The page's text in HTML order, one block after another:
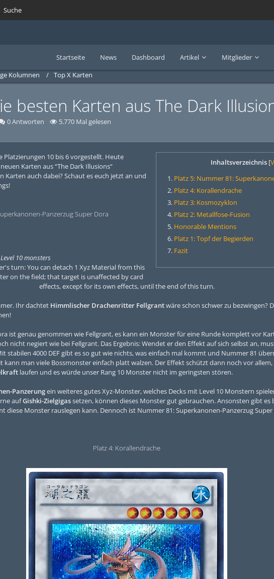
Suche
Startseite News Dashboard Artikel Mitglieder
Kolumnen Top X Karten
besten Karten aus The Dark
0 Antworten 5.770 Mal gelesen
Inhaltsverzeichnis [
Platz 5: Nummer 81:
Platz 4: Korallendrache
Platz 3: Kosmozyklon
Platz 2: Metallfose-Fusion
Honorable Mentions
Platz 1: Topf der Begierden
Fazit
Platzierungen 10 bis 6 vorgestellt. Heute
Karten aus “The Dark Illusions“
Karten auch dabei? Schaut es euch jetzt an und
Panzerzug Super Dora
10 monsters
turn: You can detach 1 Xyz Material from this
on the field; that target is unaffected by card
effects, except for its own effects, until the end of this turn.
Ihr dachtet Himmlischer Drachenritter Fellgrantwäre schon schwer zu bezwingen?
ist genau genommen wie Fellgrant, es kann ein Monster für eine Runde komplett vor
nicht negiert wie bei Fellgrant. Das Ergebnis: Wendet er den Effekt auf sich selbst an,
stabilen 4000 DEF gibt es so gut wie nichts, was einfach mal kommt und Nummer 81
kann man viele Bossmonster einfach platt walzen. Der Effekt schützt dann noch vor
laufen und es würde unser Rang 10 Monster nicht im geringsten stören.
Panzerungein weiteres gutes Xyz-Monster, welches Decks mit Level 10 Monstern
aufGishki-Zielgigassetzen, können dieses Monster gut gebrauchen. Ansonsten gibt es
diese Monster rauslegen kann. Dennoch ist Nummer 81: Superkanonen-Panzerzug
Platz 4: Korallendrache